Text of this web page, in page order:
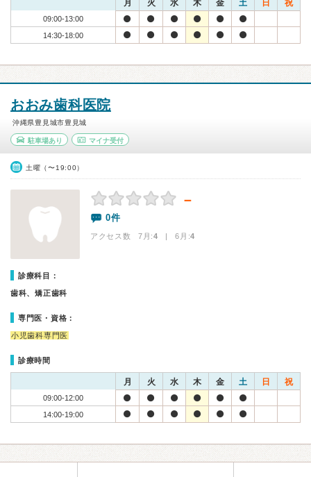
月 火 水 木 金 土 日 祝
09:00-13:00
14:30-18:00
おおみ歯科医院
沖縄県豊見城市豊見城
駐車場あり マイナ受付
土曜（〜19:00）
－
0件
アクセス数 7月:4 | 6月:4
診療科目：
歯科、矯正歯科
専門医・資格：
小児歯科専門医
診療時間
月 火 水 木 金 土 日 祝
09:00-12:00
14:00-19:00